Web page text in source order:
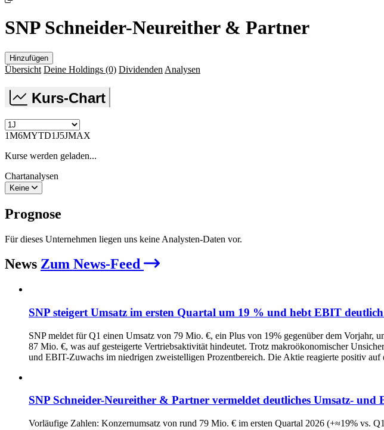
SNP Schneider-Neureither & Partner
Hinzufügen
Übersicht Deine Holdings (0) Dividenden Analysen
Kurs-Chart
1M6MYTD1J5JMAX
Kurse werden geladen...
Chartanalysen
Keine
Prognose
Für dieses Unternehmen liegen uns keine Analysten-Daten vor.
News Zum News-Feed
SNP steigert Umsatz im ersten Quartal um 19 % und hebt EBIT
SNP meldet für Q1 einen Umsatz von 79 Mio. €, ein Plus von 19% gegenüber dem
87 Mio. €, was auf gesteigerte Vertriebsaktivität hindeutet. Trotz makroökonomischer
und EBIT-Zuwachs im niedrigen zweistelligen Prozentbereich. Die Aktie reagierte positiv auf
SNP Schneider-Neureither & Partner vermeldet deutliches Umsatz- und
Vorläufige Zahlen: Konzernumsatz von rund 79 Mio. € im ersten Quartal 2026 (+≈19% vs.